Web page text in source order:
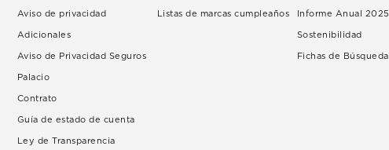
Aviso de privacidad
Adicionales
Aviso de Privacidad Seguros
Palacio
Contrato
Guía de estado de cuenta
Ley de Transparencia
Listas de marcas cumpleaños Informe Anual 2025
Sostenibilidad
Fichas de Búsqueda